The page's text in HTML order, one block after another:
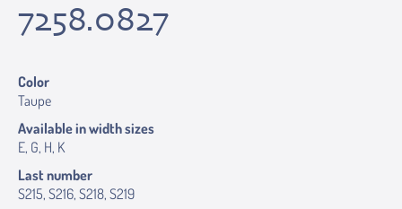
7258.0827
Color
Taupe
Available in width sizes
E, G, H, K
Last number
S215, S216, S218, S219